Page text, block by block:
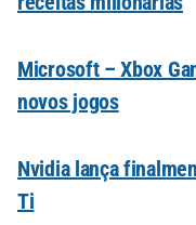
Microsoft – Xbox
novos jogos
Nvidia lança
Ti